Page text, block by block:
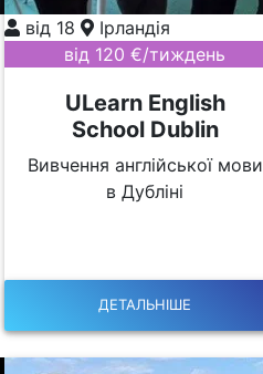
від 18
Ірландія
від 120 €/тиждень
ULearn English
School Dublin
Вивчення англійської мови
в Дубліні
ДЕТАЛЬНІШЕ